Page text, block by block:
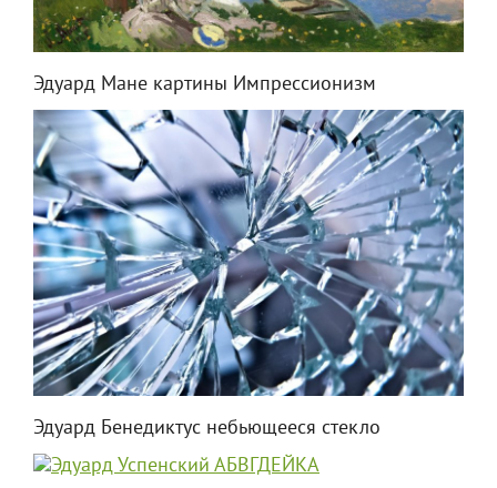
Эдуард Мане картины Импрессионизм
Эдуард Бенедиктус небьющееся стекло